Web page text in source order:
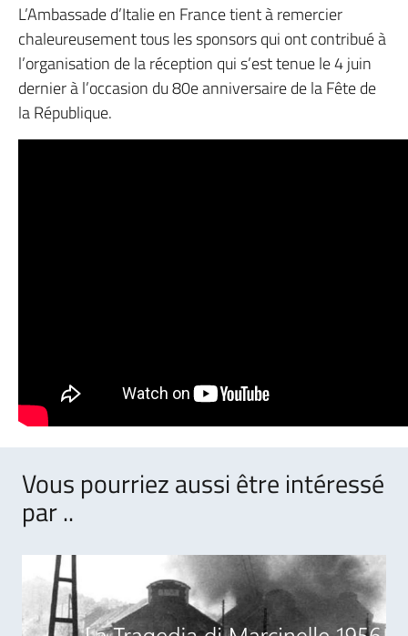
L’Ambassade d’Italie en France tient à remercier
chaleureusement tous les sponsors qui ont contribué à
l’organisation de la réception qui s’est tenue le 4 juin
dernier à l’occasion du 80e anniversaire de la Fête de
la République.
Vous pourriez aussi être intéressé
par ..